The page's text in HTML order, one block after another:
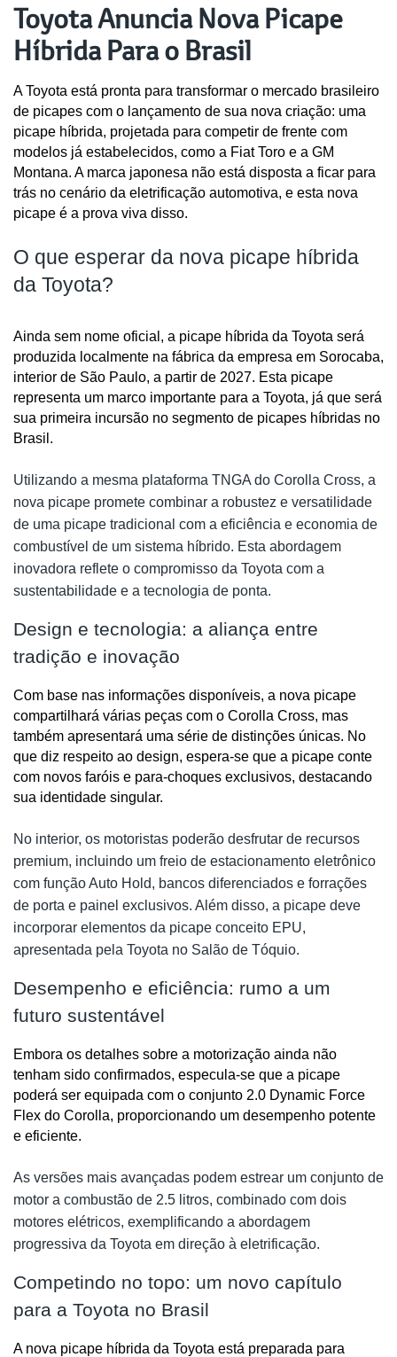
Toyota Anuncia Nova Picape
Híbrida Para o Brasil
A Toyota está pronta para transformar o mercado brasileiro
de picapes com o lançamento de sua nova criação: uma
picape híbrida, projetada para competir de frente com
modelos já estabelecidos, como a Fiat Toro e a GM
Montana. A marca japonesa não está disposta a ficar para
trás no cenário da eletrificação automotiva, e esta nova
picape é a prova viva disso.
O que esperar da nova picape híbrida
da Toyota?
Ainda sem nome oficial, a picape híbrida da Toyota será
produzida localmente na fábrica da empresa em Sorocaba,
interior de São Paulo, a partir de 2027. Esta picape
representa um marco importante para a Toyota, já que será
sua primeira incursão no segmento de picapes híbridas no
Brasil.
Utilizando a mesma plataforma TNGA do Corolla Cross, a
nova picape promete combinar a robustez e versatilidade
de uma picape tradicional com a eficiência e economia de
combustível de um sistema híbrido. Esta abordagem
inovadora reflete o compromisso da Toyota com a
sustentabilidade e a tecnologia de ponta.
Design e tecnologia: a aliança entre
tradição e inovação
Com base nas informações disponíveis, a nova picape
compartilhará várias peças com o Corolla Cross, mas
também apresentará uma série de distinções únicas. No
que diz respeito ao design, espera-se que a picape conte
com novos faróis e para-choques exclusivos, destacando
sua identidade singular.
No interior, os motoristas poderão desfrutar de recursos
premium, incluindo um freio de estacionamento eletrônico
com função Auto Hold, bancos diferenciados e forrações
de porta e painel exclusivos. Além disso, a picape deve
incorporar elementos da picape conceito EPU,
apresentada pela Toyota no Salão de Tóquio.
Desempenho e eficiência: rumo a um
futuro sustentável
Embora os detalhes sobre a motorização ainda não
tenham sido confirmados, especula-se que a picape
poderá ser equipada com o conjunto 2.0 Dynamic Force
Flex do Corolla, proporcionando um desempenho potente
e eficiente.
As versões mais avançadas podem estrear um conjunto de
motor a combustão de 2.5 litros, combinado com dois
motores elétricos, exemplificando a abordagem
progressiva da Toyota em direção à eletrificação.
Competindo no topo: um novo capítulo
para a Toyota no Brasil
A nova picape híbrida da Toyota está preparada para